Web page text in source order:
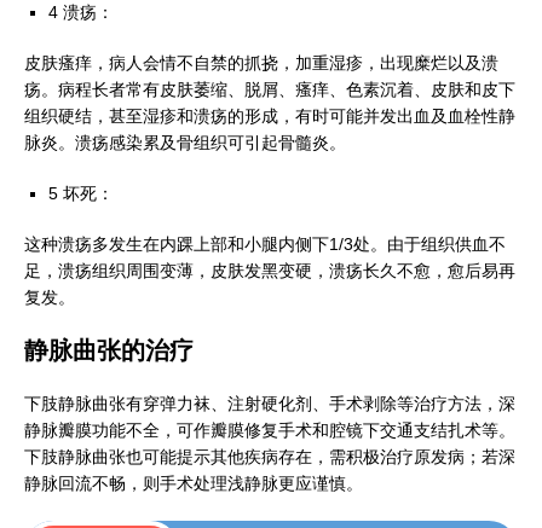
4 溃疡：
皮肤瘙痒，病人会情不自禁的抓挠，加重湿疹，出现糜烂以及溃
疡。病程长者常有皮肤萎缩、脱屑、瘙痒、色素沉着、皮肤和皮下
组织硬结，甚至湿疹和溃疡的形成，有时可能并发出血及血栓性静
脉炎。溃疡感染累及骨组织可引起骨髓炎。
5 坏死：
这种溃疡多发生在内踝上部和小腿内侧下1/3处。由于组织供血不
足，溃疡组织周围变薄，皮肤发黑变硬，溃疡长久不愈，愈后易再
复发。
静脉曲张的治疗
下肢静脉曲张有穿弹力袜、注射硬化剂、手术剥除等治疗方法，深
静脉瓣膜功能不全，可作瓣膜修复手术和腔镜下交通支结扎术等。
下肢静脉曲张也可能提示其他疾病存在，需积极治疗原发病；若深
静脉回流不畅，则手术处理浅静脉更应谨慎。